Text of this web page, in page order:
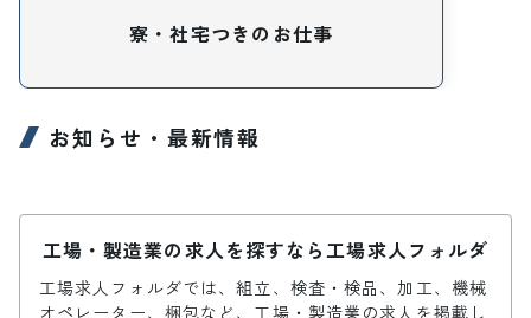
寮・社宅つきのお仕事
お知らせ・最新情報
工場・製造業の求人を探すなら工場求人フォルダ
工場求人フォルダでは、組立、検査・検品、加工、機械
オペレーター、梱包など、工場・製造業の求人を掲載し